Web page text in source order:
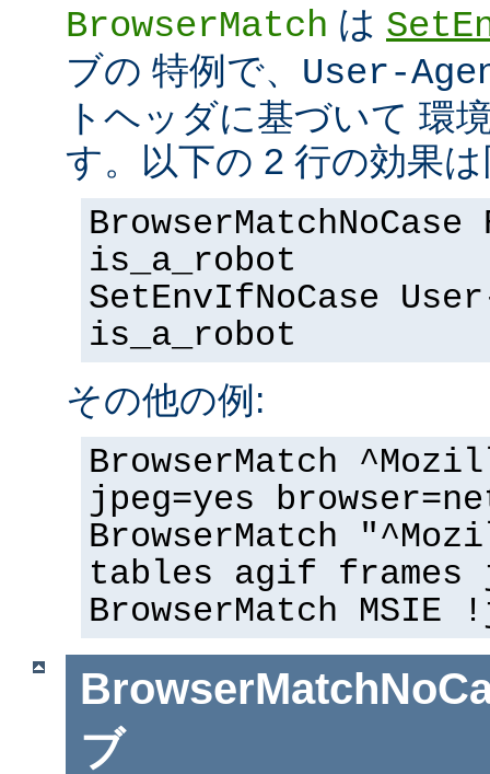
BrowserMatch は
ブの 特例で、 User-
トヘッダに基づいて 環
す。以下の 2 行の効果
BrowserMatchNoCase
is_a_robot
SetEnvIfNoCase
is_a_robot
その他の例:
BrowserMatch
jpeg=yes
BrowserMatch
tables agif frames
BrowserMatch
ブ